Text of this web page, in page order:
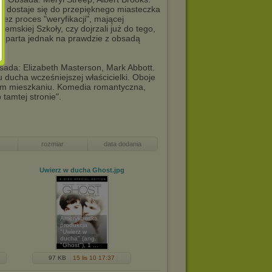
dostaje się do przepięknego miasteczka
proces "weryfikacji", mającej
Szkoły, czy dojrzali już do tego,
jednak na prawdzie z obsadą
Elizabeth Masterson, Mark Abbott.
wcześniejszej właścicielki. Oboje
mieszkaniu. Komedia romantyczna,
stronie".
rozmiar data dodania
Uwierz w ducha Ghost.jpg
Amerykańska
produkcja
"Uwierz w
ducha" (ang.
"Ghost"), 1 ...
97 KB
15 lis 10 17:37